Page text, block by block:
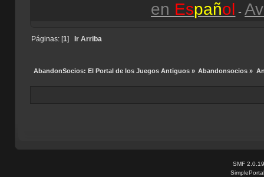
en Español -
Páginas: [1] Ir Arriba
AbandonSocios: El Portal de los Juegos Antiguos» Abandonsocios »
SMF 2.0.19